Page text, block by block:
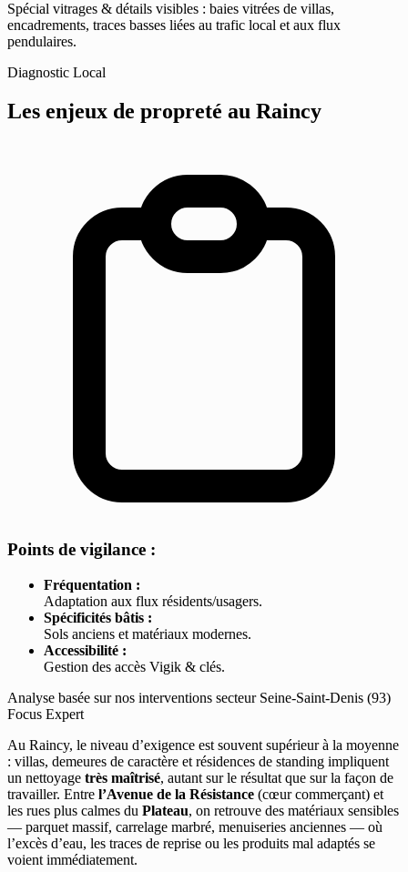
Spécial vitrages & détails visibles : baies vitrées de villas,
encadrements, traces basses liées au trafic local et aux flux
pendulaires.
Diagnostic Local
Les enjeux de propreté au Raincy
Points de vigilance :
Fréquentation :
Adaptation aux flux résidents/usagers.
Spécificités bâtis :
Sols anciens et matériaux modernes.
Accessibilité :
Gestion des accès Vigik & clés.
Analyse basée sur nos interventions secteur Seine-Saint-Denis (93)
Focus Expert
Au Raincy, le niveau d’exigence est souvent supérieur à la moyenne
: villas, demeures de caractère et résidences de standing impliquent
un nettoyage très maîtrisé, autant sur le résultat que sur la façon de
travailler. Entre l’Avenue de la Résistance (cœur commerçant) et
les rues plus calmes du Plateau, on retrouve des matériaux sensibles
— parquet massif, carrelage marbré, menuiseries anciennes — où
l’excès d’eau, les traces de reprise ou les produits mal adaptés se
voient immédiatement.